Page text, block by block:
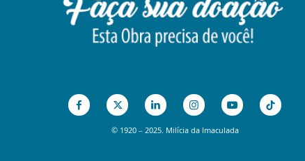
© 1920 – 2025. Milícia da Imaculada